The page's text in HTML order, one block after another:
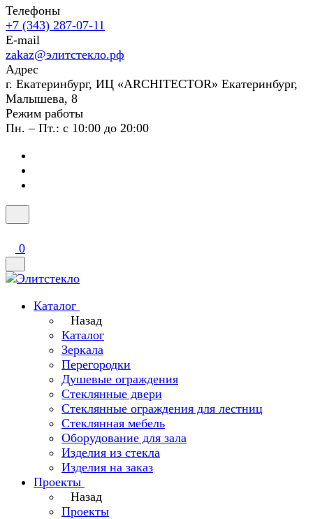
Телефоны
+7 (343) 287-07-11
E-mail
zakaz@элитстекло.рф
Адрес
г. Екатеринбург, ИЦ «ARCHITECTOR» Екатеринбург,
Малышева, 8
Режим работы
Пн. – Пт.: с 10:00 до 20:00
0
Каталог
Назад
Каталог
Зеркала
Перегородки
Душевые ограждения
Стеклянные двери
Стеклянные ограждения для лестниц
Стеклянная мебель
Оборудование для зала
Изделия из стекла
Изделия на заказ
Проекты
Назад
Проекты